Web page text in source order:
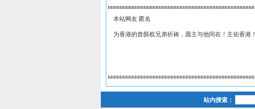
本站网友 匿名
为香港的曾荫权兄弟祈祷，愿主与他同在！主佑香港！
站内搜索：